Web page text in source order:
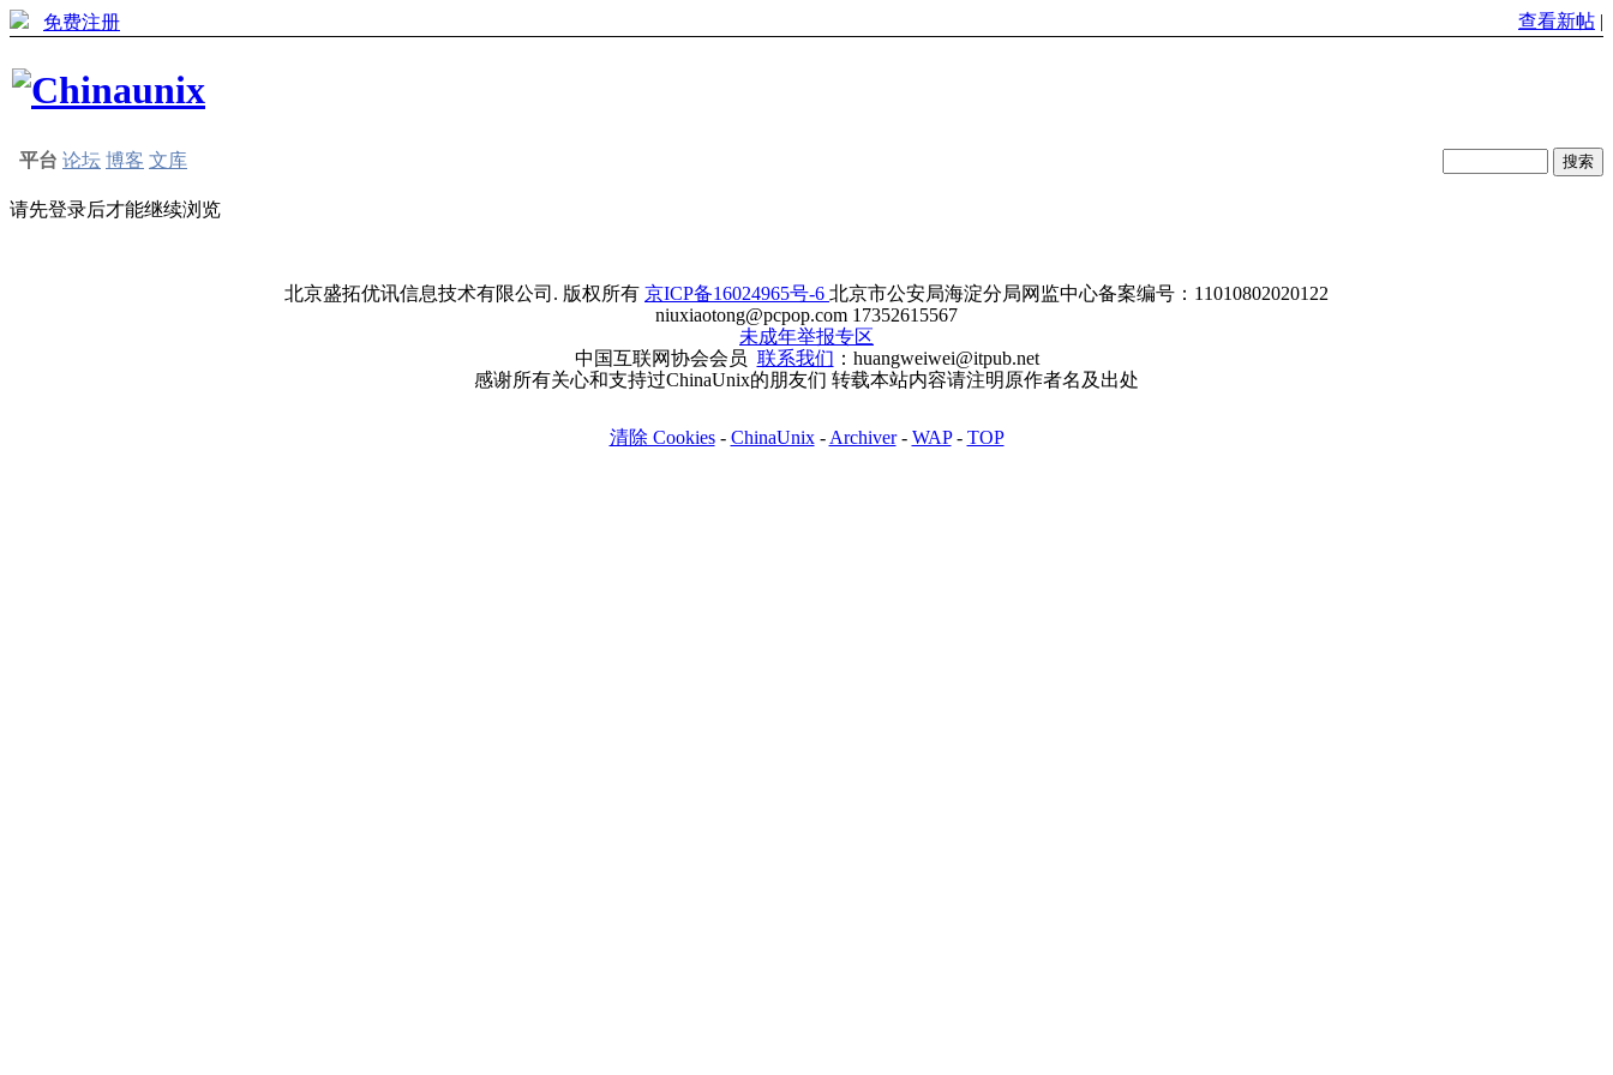
免费注册 查看新帖 |
平台 论坛 博客 文库
请先登录后才能继续浏览
北京盛拓优讯信息技术有限公司. 版权所有 京ICP备16024965号-6 北京市公安局海淀分局网监中心备案编号：11010802020122
niuxiaotong@pcpop.com 17352615567
未成年举报专区
中国互联网协会会员 联系我们 ：huangweiwei@itpub.net
感谢所有关心和支持过ChinaUnix的朋友们 转载本站内容请注明原作者名及出处
清除 Cookies- ChinaUnix- Archiver- WAP- TOP